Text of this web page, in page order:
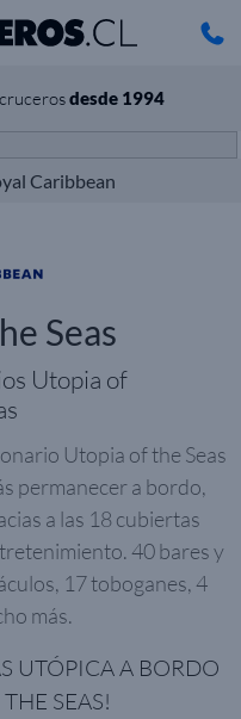
desde 1994
Caribbean
Seas
Utopia of
Utopia of the Seas
permanecer a bordo,
a las 18 cubiertas
40 bares y
17 toboganes, 4
más.
UTÓPICA A BORDO
SEAS!